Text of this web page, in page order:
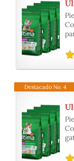
Destacado No. 4